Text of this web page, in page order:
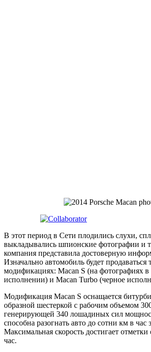
В этот период в Сети плодились слухи,
выкладывались шпионские фотографии и
компания представила достоверную
Изначально автомобиль будет продаваться
модификациях: Macan S (на фотографиях в
исполнении) и Macan Turbo (черное
Модификация Macan S оснащается
образной шестеркой с рабочим объемом
генерирующей 340 лошадиных сил
способна разогнать авто до сотни км в час
Максимальная скорость достигает
час.